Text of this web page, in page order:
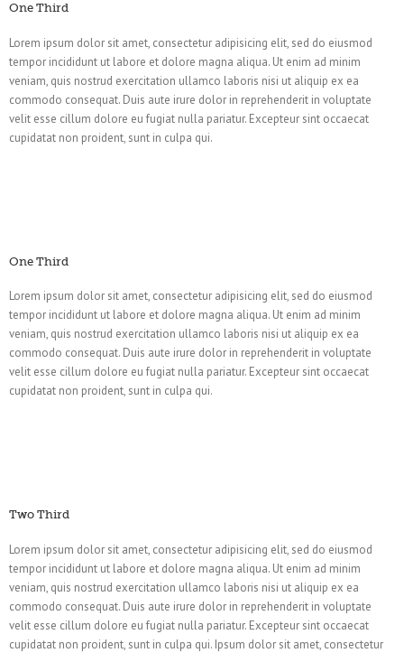
One Third
Lorem ipsum dolor sit amet, consectetur adipisicing elit, sed do eiusmod
tempor incididunt ut labore et dolore magna aliqua. Ut enim ad minim
veniam, quis nostrud exercitation ullamco laboris nisi ut aliquip ex ea
commodo consequat. Duis aute irure dolor in reprehenderit in voluptate
velit esse cillum dolore eu fugiat nulla pariatur. Excepteur sint occaecat
cupidatat non proident, sunt in culpa qui.
One Third
Lorem ipsum dolor sit amet, consectetur adipisicing elit, sed do eiusmod
tempor incididunt ut labore et dolore magna aliqua. Ut enim ad minim
veniam, quis nostrud exercitation ullamco laboris nisi ut aliquip ex ea
commodo consequat. Duis aute irure dolor in reprehenderit in voluptate
velit esse cillum dolore eu fugiat nulla pariatur. Excepteur sint occaecat
cupidatat non proident, sunt in culpa qui.
Two Third
Lorem ipsum dolor sit amet, consectetur adipisicing elit, sed do eiusmod
tempor incididunt ut labore et dolore magna aliqua. Ut enim ad minim
veniam, quis nostrud exercitation ullamco laboris nisi ut aliquip ex ea
commodo consequat. Duis aute irure dolor in reprehenderit in voluptate
velit esse cillum dolore eu fugiat nulla pariatur. Excepteur sint occaecat
cupidatat non proident, sunt in culpa qui. Ipsum dolor sit amet, consectetur